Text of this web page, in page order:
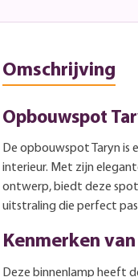
Omschrijving
Opbouwspot
De opbouwspot Taryn is
interieur. Met zijn
ontwerp, biedt deze spot
uitstraling die perfect
Kenmerken
Deze binnenlamp heeft